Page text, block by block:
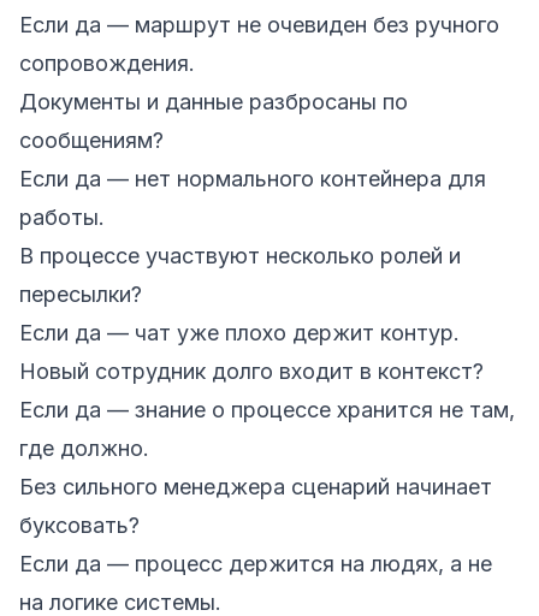
Если да — маршрут не очевиден без ручного
сопровождения.
Документы и данные разбросаны по
сообщениям?
Если да — нет нормального контейнера для
работы.
В процессе участвуют несколько ролей и
пересылки?
Если да — чат уже плохо держит контур.
Новый сотрудник долго входит в контекст?
Если да — знание о процессе хранится не там,
где должно.
Без сильного менеджера сценарий начинает
буксовать?
Если да — процесс держится на людях, а не
на логике системы.